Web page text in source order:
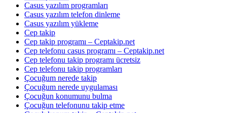
Casus yazılım programları
Casus yazılım telefon dinleme
Casus yazılım yükleme
Cep takip
Cep takip programı – Ceptakip.net
Cep telefonu casus programı – Ceptakip.net
Cep telefonu takip programı ücretsiz
Cep telefonu takip programları
Çocuğum nerede takip
Çocuğum nerede uygulaması
Çocuğun konumunu bulma
Çocuğun telefonunu takip etme